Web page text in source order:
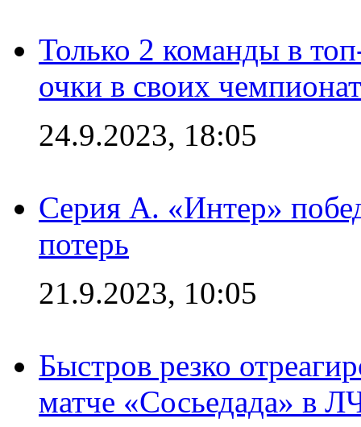
Только 2 команды в
очки в своих
24.9.2023, 18:05
Серия А. «Интер»
потерь
21.9.2023, 10:05
Быстров резко
матче «Сосьедада» в